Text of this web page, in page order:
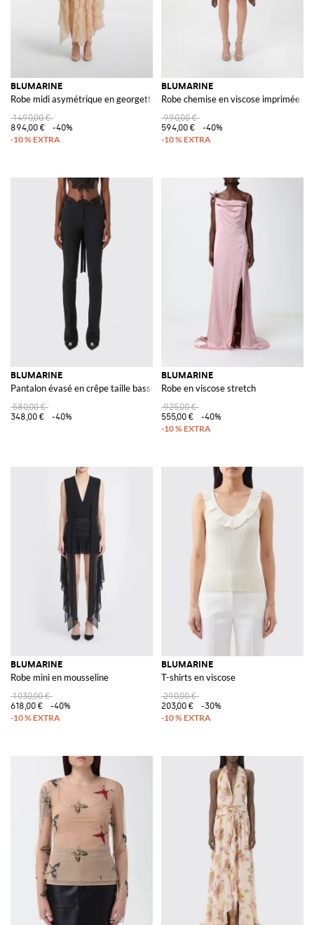
BLUMARINE
Robe midi asymétrique en georgette avec volants et fines bretelles
1 490,00 €
894,00 €
-40%
BLUMARINE
Robe chemise en viscose imprimée
990,00 €
594,00 €
-40%
BLUMARINE
Pantalon évasé en crêpe taille basse avec empiècements en dentelle
580,00 €
348,00 €
-40%
BLUMARINE
Robe en viscose stretch
925,00 €
555,00 €
-40%
BLUMARINE
Robe mini en mousseline
1 030,00 €
618,00 €
-40%
BLUMARINE
T-shirts en viscose
290,00 €
203,00 €
-30%